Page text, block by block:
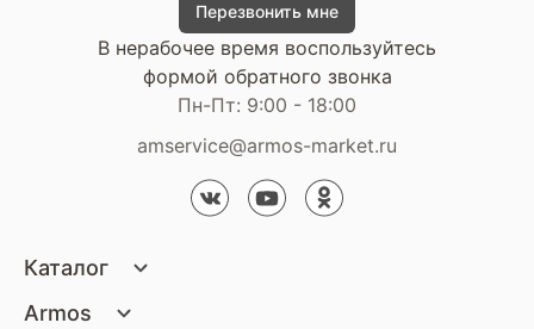
Каталог
Armos
Перезвонить мне
В нерабочее время воспользуйтесь
формой обратного звонка
Пн-Пт: 9:00 - 18:00
amservice@armos-market.ru